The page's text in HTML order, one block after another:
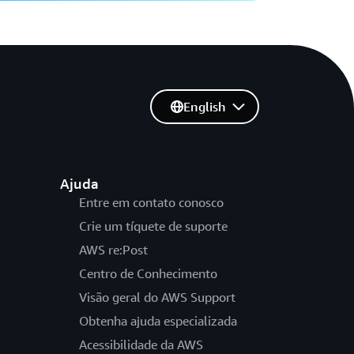
Ajuda
Entre em contato conosco
Crie um tíquete de suporte
AWS re:Post
Centro de Conhecimento
Visão geral do AWS Support
Obtenha ajuda especializada
Acessibilidade da AWS
English